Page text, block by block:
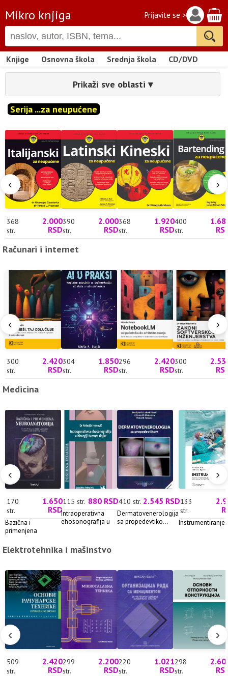
Mikro knjiga Prijavite se >
Knjige Osnovna škola Srednja škola CD/DVD
Prikaži sve oblasti ▾
Serija ...za neupućene
‹ ›
368
str.
2.000
RSD
390
str.
2.000
RSD
368
str.
1.920
RSD
400
str.
Računari i internet
‹ ›
300
str.
2.420
RSD
304
str.
1.850
RSD
296
str.
2.420
RSD
300
str.
Medicina
‹ ›
170
str.
1.650
RSD
Bazična i
primenjena
115 str. 880 RSD
Intraoperativna
ehosonografija u
410 str. 2.545 RSD
Dermatovenerologija
sa propedevtiko...
133
str.
Instrumentiranje
Elektrotehnika i mašinstvo
‹ ›
509
str.
2.420
RSD
299
str.
2.200
RSD
220
str.
1.021
RSD
298
str.